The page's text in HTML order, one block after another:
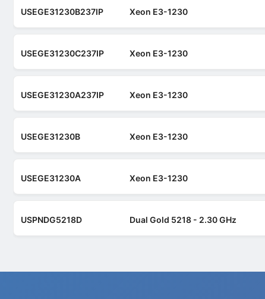
USEGE31230B237IP Xeon E3-1230
USEGE31230C237IP Xeon E3-1230
USEGE31230A237IP Xeon E3-1230
USEGE31230B Xeon E3-1230
USEGE31230A Xeon E3-1230
USPNDG5218D Dual Gold 5218 - 2.30 GHz